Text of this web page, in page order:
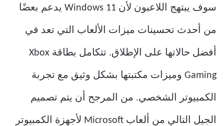
سوف يبتهج اللاعبون لأن Windows 11 يدعم بعضًا
من أحدث تحسينات ميزات الألعاب التي تعد في
أفضل حالاتها على الإطلاق. تتكامل بطاقة Xbox
Gaming وميزات مكتبتها بشكل وثيق مع تجربة
الكمبيوتر الشخصي. من المرجح أن يتم تصميم
الجيل التالي من ألعاب Microsoft لأجهزة الكمبيوتر